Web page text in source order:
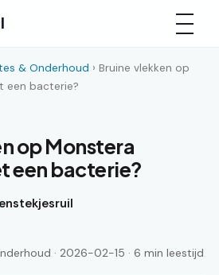
& Onderhoud › Bruine vlekken op
een bacterie?
op Monstera
een bacterie?
· 2026-02-15 · 6 min leestijd